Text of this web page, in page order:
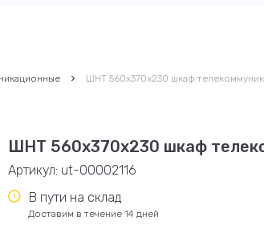
ШНТ 560х370х230 шкаф
ШНТ 560х370х230 шкаф
Артикул: ut-00002116
В пути на склад
Доставим в течение 14 дней